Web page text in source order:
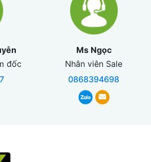
đốc
Ms Ngọc
Nhân viên Sale
0868394698